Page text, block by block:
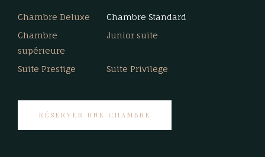
Chambre Deluxe
Chambre Standard
Chambre
supérieure
Junior suite
Suite Prestige Suite Privilege
RÉSERVER UNE CHAMBRE